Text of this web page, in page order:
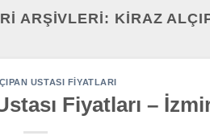
ARŞIVLERI: KIRAZ
USTASI FIYATLARI
Fiyatları –